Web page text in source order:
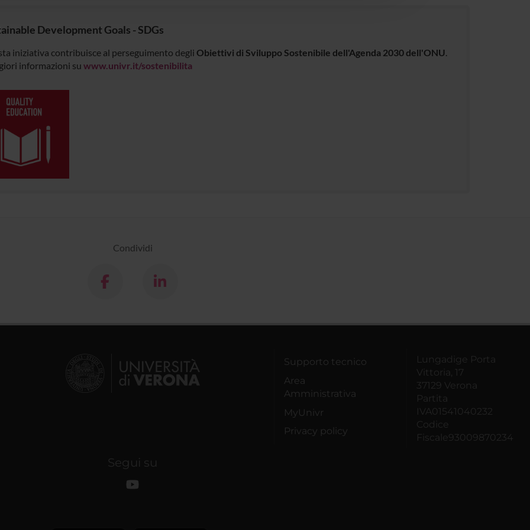
Development Goals - SDGs
iniziativa contribuisce al perseguimento degli Obiettivi di Sviluppo Sostenibile dell'Agenda 2030 dell'ONU.
informazioni su www.univr.it/sostenibilita
Condividi
Supporto tecnico
Area
Amministrativa
MyUnivr
Privacy policy
Lungadige Porta
Vittoria, 17
37129 Verona
Partita
IVA01541040232
Codice
Fiscale93009870234
Segui su